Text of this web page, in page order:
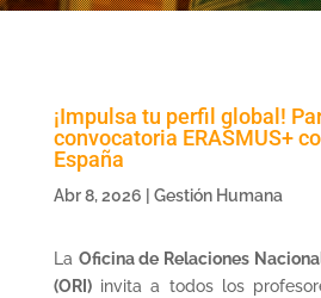
¡Impulsa tu perfil global!
convocatoria ERASMUS+
España
Abr 8, 2026 Gestión Humana
La Oficina de Relaciones
(ORI)invita a todos los